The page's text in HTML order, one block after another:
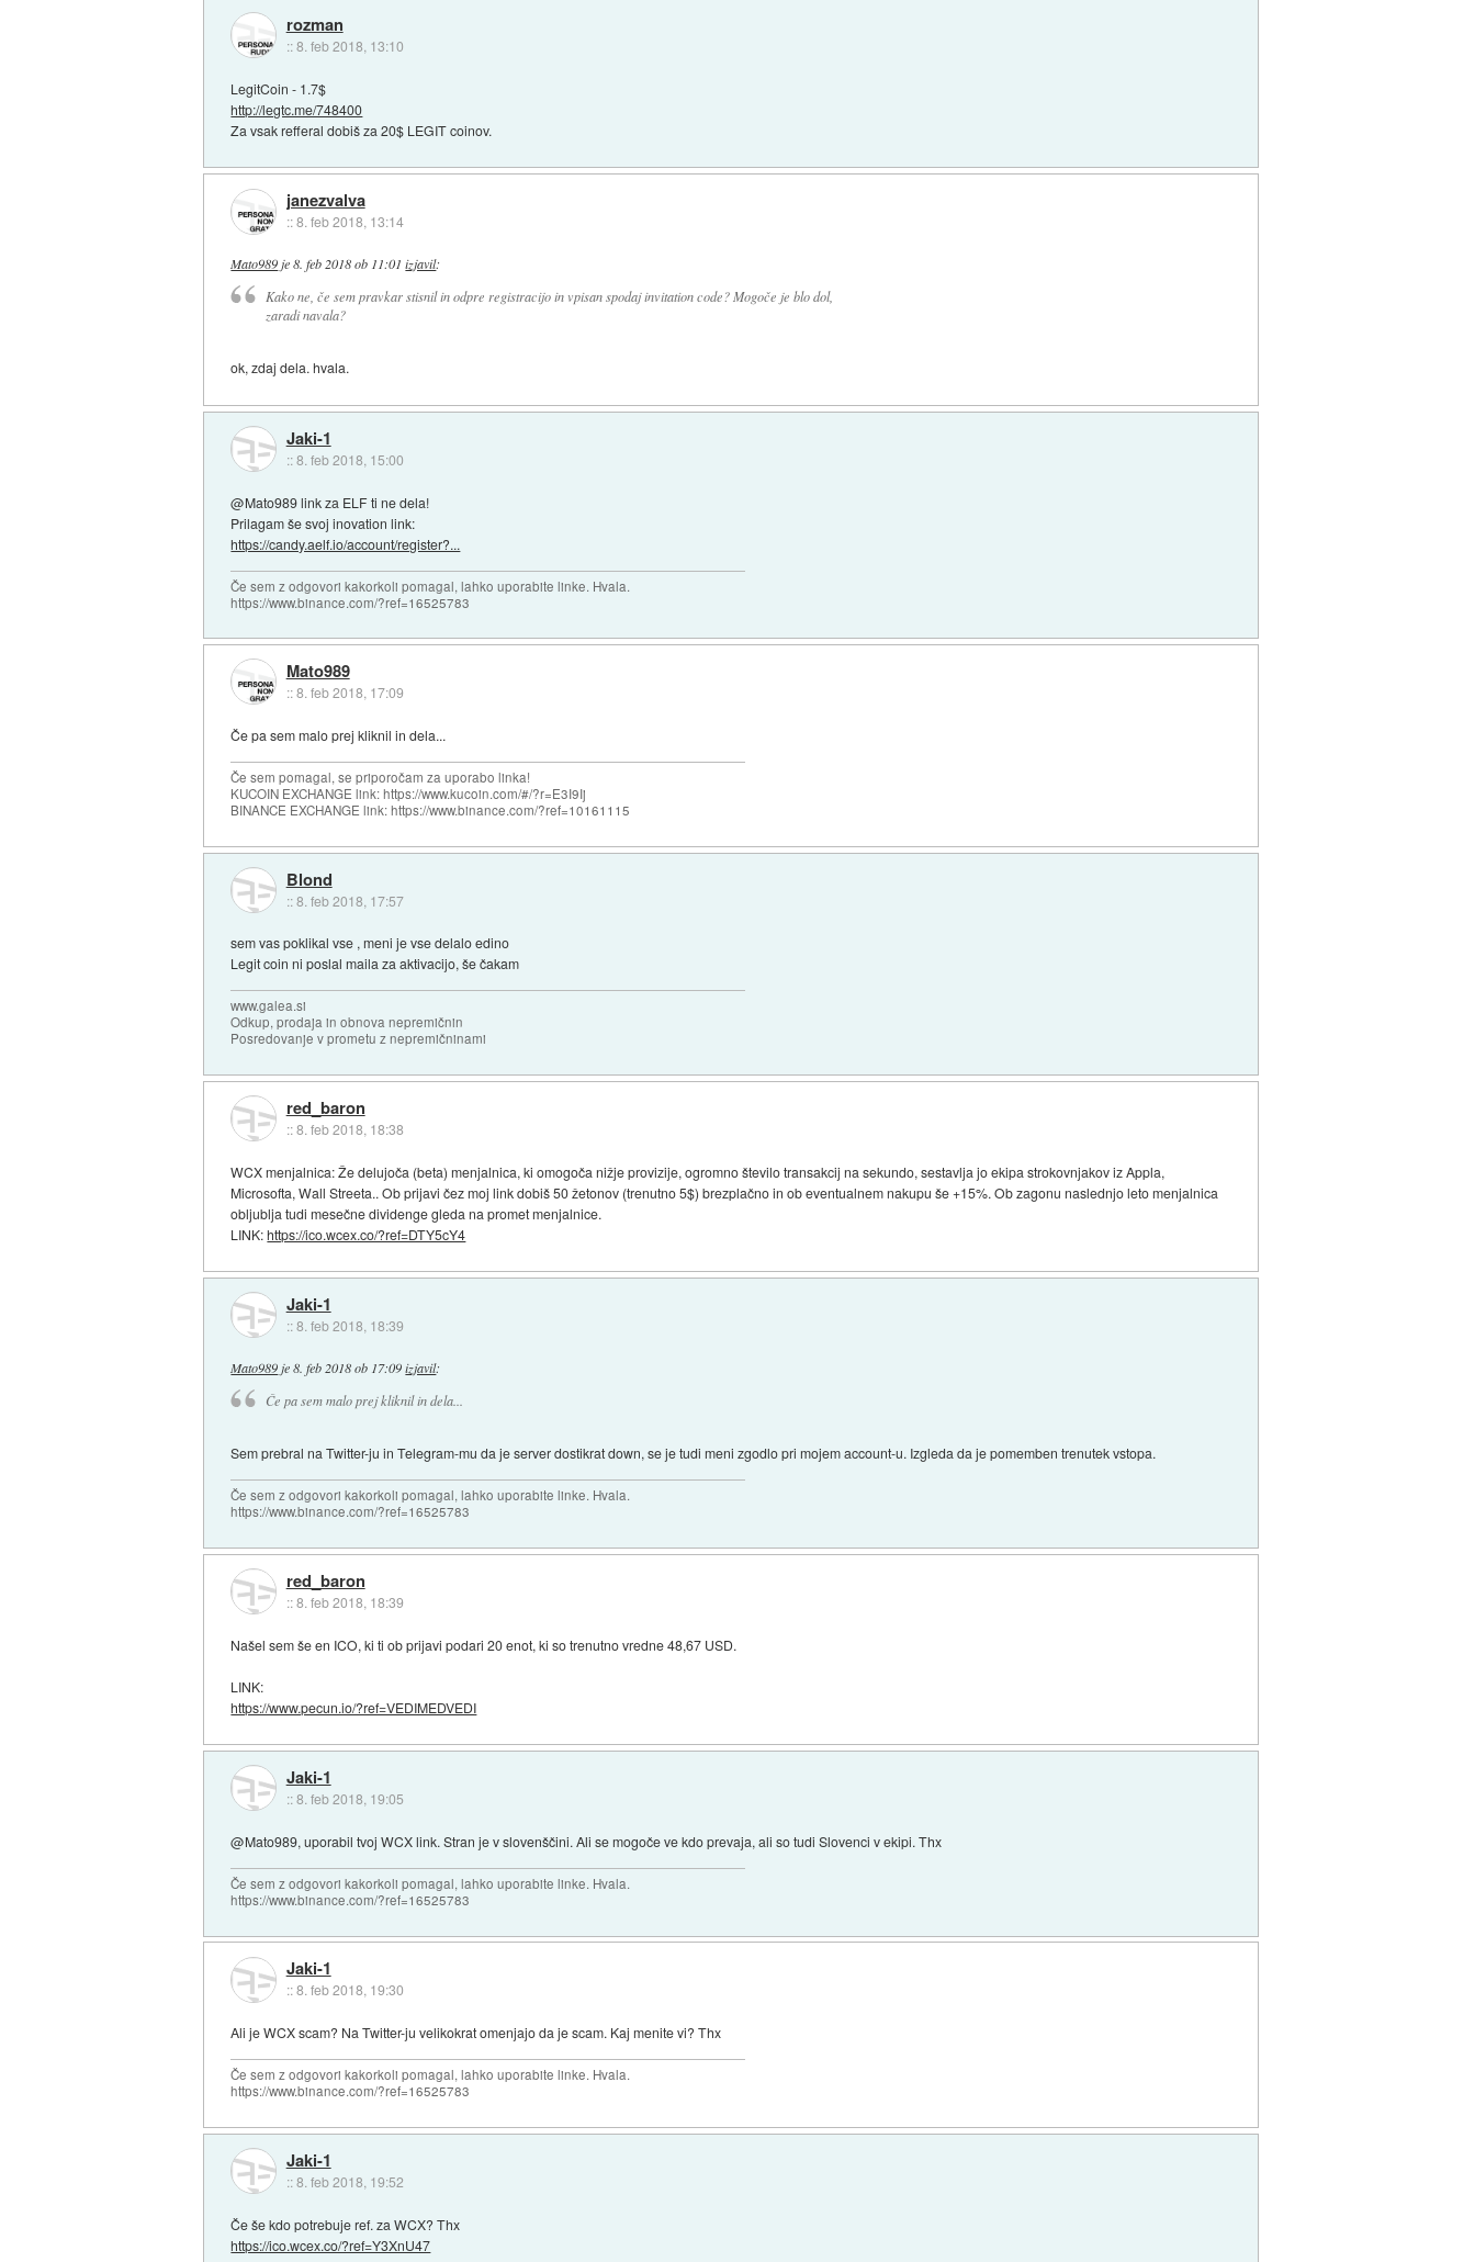
rozman
::8. feb 2018, 13:10
LegitCoin - 1.7$
http://legtc.me/748400
Za vsak refferal dobiš za 20$ LEGIT coinov.
janezvalva
::8. feb 2018, 13:14
Mato989 je8. feb 2018 ob 11:01 izjavil:
Kako ne, če sem pravkar stisnil in odpre registracijo in vpisan spodaj invitation code? Mogoče je blo dol,
zaradi navala?
ok, zdaj dela. hvala.
Jaki-1
::8. feb 2018, 15:00
@Mato989 link za ELF ti ne dela!
Prilagam še svoj inovation link:
https://candy.aelf.io/account/register?...
Če sem z odgovori kakorkoli pomagal, lahko uporabite linke. Hvala.
https://www.binance.com/?ref=16525783
Mato989
::8. feb 2018, 17:09
Če pa sem malo prej kliknil in dela...
Če sem pomagal, se priporočam za uporabo linka!
KUCOIN EXCHANGE link: https://www.kucoin.com/#/?r=E3I9Ij
BINANCE EXCHANGE link: https://www.binance.com/?ref=10161115
Blond
::8. feb 2018, 17:57
sem vas poklikal vse , meni je vse delalo edino
Legit coin ni poslal maila za aktivacijo, še čakam
www.galea.si
Odkup, prodaja in obnova nepremičnin
Posredovanje v prometu z nepremičninami
red_baron
::8. feb 2018, 18:38
WCX menjalnica: Že delujoča (beta) menjalnica, ki omogoča nižje provizije, ogromno število transakcij na sekundo, sestavlja jo ekipa strokovnjakov iz Appla,
Microsofta, Wall Streeta.. Ob prijavi čez moj link dobiš 50 žetonov (trenutno 5$) brezplačno in ob eventualnem nakupu še +15%. Ob zagonu naslednjo leto menjalnica
obljublja tudi mesečne dividenge gleda na promet menjalnice.
LINK:https://ico.wcex.co/?ref=DTY5cY4
Jaki-1
::8. feb 2018, 18:39
Mato989 je8. feb 2018 ob 17:09 izjavil:
Če pa sem malo prej kliknil in dela...
Sem prebral na Twitter-ju in Telegram-mu da je server dostikrat down, se je tudi meni zgodlo pri mojem account-u. Izgleda da je pomemben trenutek vstopa.
Če sem z odgovori kakorkoli pomagal, lahko uporabite linke. Hvala.
https://www.binance.com/?ref=16525783
red_baron
::8. feb 2018, 18:39
Našel sem še en ICO, ki ti ob prijavi podari 20 enot, ki so trenutno vredne 48,67 USD.
LINK:
https://www.pecun.io/?ref=VEDIMEDVEDI
Jaki-1
::8. feb 2018, 19:05
@Mato989, uporabil tvoj WCX link. Stran je v slovenščini. Ali se mogoče ve kdo prevaja, ali so tudi Slovenci v ekipi. Thx
Če sem z odgovori kakorkoli pomagal, lahko uporabite linke. Hvala.
https://www.binance.com/?ref=16525783
Jaki-1
::8. feb 2018, 19:30
Ali je WCX scam? Na Twitter-ju velikokrat omenjajo da je scam. Kaj menite vi? Thx
Če sem z odgovori kakorkoli pomagal, lahko uporabite linke. Hvala.
https://www.binance.com/?ref=16525783
Jaki-1
::8. feb 2018, 19:52
Če še kdo potrebuje ref. za WCX? Thx
https://ico.wcex.co/?ref=Y3XnU47